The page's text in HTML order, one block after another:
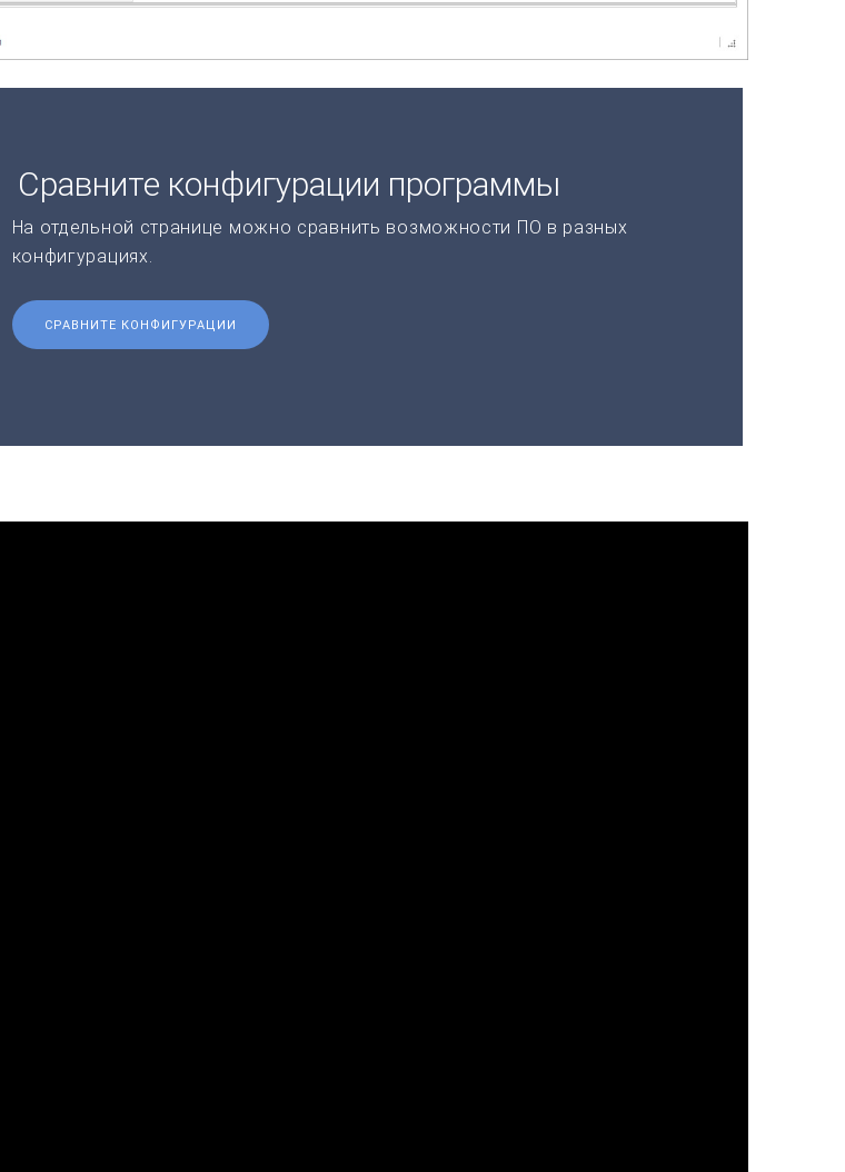
Сравните конфигурации программы
На отдельной странице можно сравнить возможности ПО в разных
конфигурациях.
СРАВНИТЕ КОНФИГУРАЦИИ